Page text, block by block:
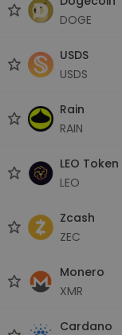
DOGE
USDS
USDS
Rain
RAIN
LEO Token
LEO
Zcash
ZEC
Monero
XMR
Cardano